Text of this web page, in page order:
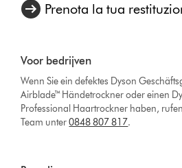
Prenota la tua
Voor bedrijven
Wenn Sie ein defektes Dyson
Airblade™ Händetrockner oder einen
Professional Haartrockner haben,
Team unter0848 807 817.